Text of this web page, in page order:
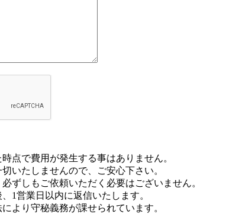
点で費用が発生する事はありません。
いたしませんので、ご安心下さい。
ずしもご依頼いただく必要はございません。
1営業日以内に返信いたします。
より守秘義務が課せられています。